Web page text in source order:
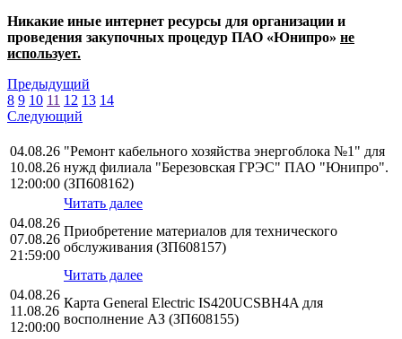
Никакие иные интернет ресурсы для организации и
проведения закупочных процедур ПАО «Юнипро» не
использует.
Предыдущий
8 9 10 11 12 13 14
Следующий
04.08.26
10.08.26
12:00:00
"Ремонт кабельного хозяйства энергоблока №1" для
нужд филиала "Березовская ГРЭС" ПАО "Юнипро".
(ЗП608162)
Читать далее
04.08.26
07.08.26
21:59:00
Приобретение материалов для технического
обслуживания (ЗП608157)
Читать далее
04.08.26
11.08.26
12:00:00
Карта General Electric IS420UCSBH4A для
восполнение АЗ (ЗП608155)